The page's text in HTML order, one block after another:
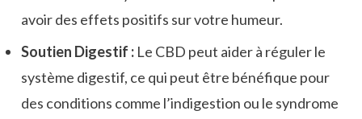
avoir des effets positifs sur votre humeur.
Soutien Digestif : Le CBD peut aider à réguler le
système digestif, ce qui peut être bénéfique pour
des conditions comme l’indigestion ou le syndrome